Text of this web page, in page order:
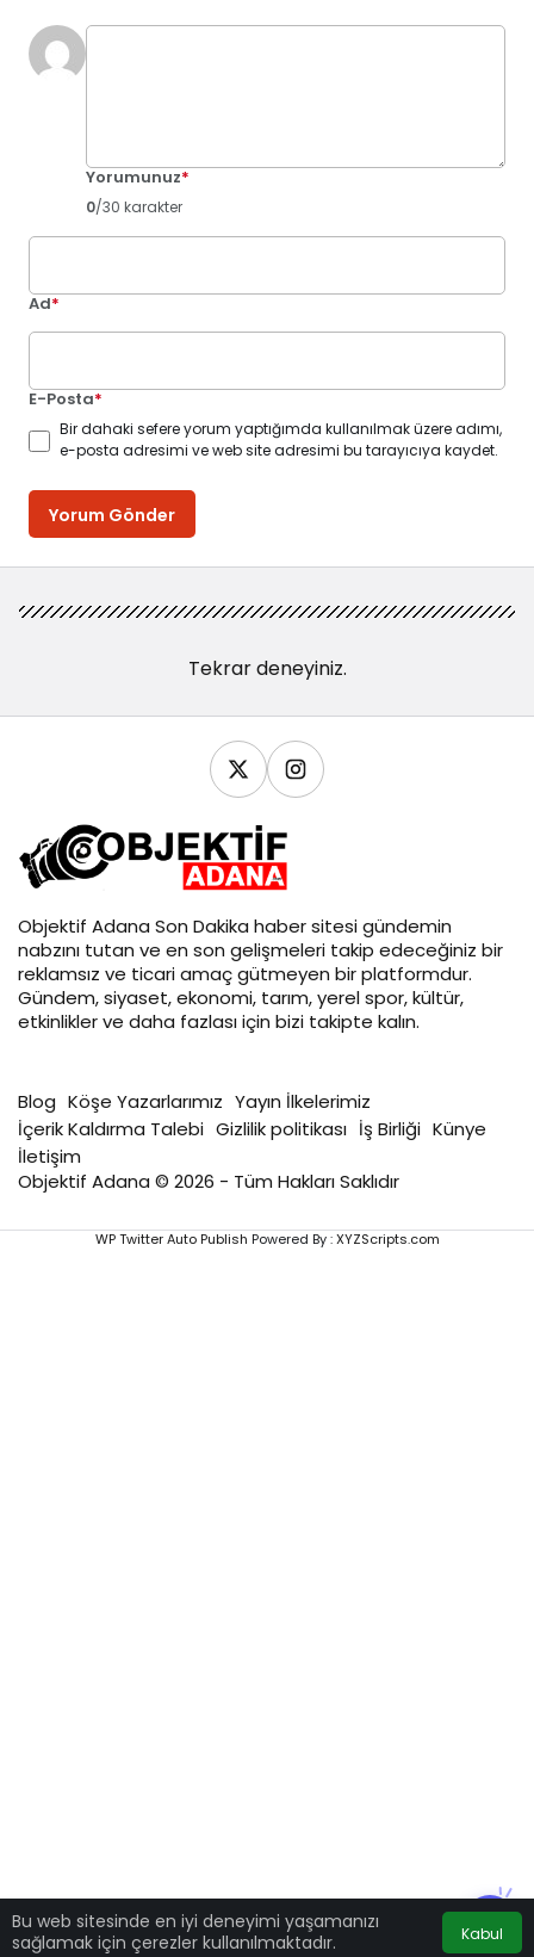
Yorumunuz*
0/30 karakter
Ad*
E-Posta*
Bir dahaki sefere yorum yaptığımda kullanılmak üzere adımı,
e-posta adresimi ve web site adresimi bu tarayıcıya kaydet.
Yorum Gönder
Tekrar deneyiniz.
Bu web sitesinde en iyi deneyimi yaşamanızı
sağlamak için çerezler kullanılmaktadır.
Kabul
Objektif Adana Son Dakika haber sitesi gündemin
nabzını tutan ve en son gelişmeleri takip edeceğiniz bir
reklamsız ve ticari amaç gütmeyen bir platformdur.
Gündem, siyaset, ekonomi, tarım, yerel spor, kültür,
etkinlikler ve daha fazlası için bizi takipte kalın.
Blog Köşe Yazarlarımız Yayın İlkelerimiz
İçerik Kaldırma Talebi Gizlilik politikası İş Birliği Künye
İletişim
Objektif Adana © 2026 - Tüm Hakları Saklıdır
WP Twitter Auto Publish Powered By :XYZScripts.com